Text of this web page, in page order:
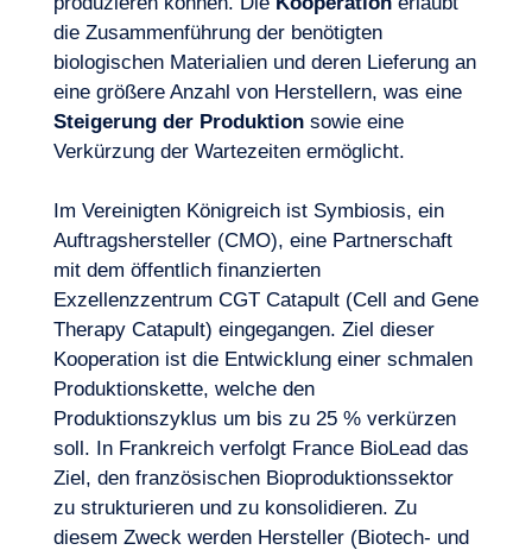
die Zusammenführung der benötigten
biologischen Materialien und deren Lieferung an
eine größere Anzahl von Herstellern, was eine
Steigerung der Produktionsowie eine
Verkürzung der Wartezeiten ermöglicht.
Im Vereinigten Königreich ist Symbiosis, ein
Auftragshersteller (CMO), eine Partnerschaft
mit dem öffentlich finanzierten
Exzellenzzentrum CGT Catapult (Cell and Gene
Therapy Catapult) eingegangen. Ziel dieser
Kooperation ist die Entwicklung einer schmalen
Produktionskette, welche den
Produktionszyklus um bis zu 25 % verkürzen
soll. In Frankreich verfolgt France BioLead das
Ziel, den französischen Bioproduktionssektor
zu strukturieren und zu konsolidieren. Zu
diesem Zweck werden Hersteller (Biotech- und